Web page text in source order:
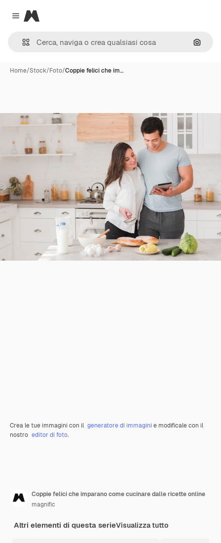
Close menu
Magnific
Cerca
Home/Stock/Foto/Coppie felici che im…
Crea le tue immagini con il generatore di immagini e modificale con il
nostro editor di foto.
Coppie felici che imparano come cucinare dalle ricette online
magnific
Altri elementi di questa serieVisualizza tutto